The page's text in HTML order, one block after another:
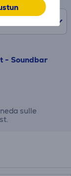
- Soundbar
sulle